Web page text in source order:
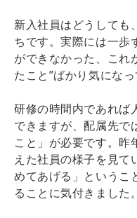
新入社員はどうしても
ちです。実際には一歩
ができなかった、これ
たこと”ばかり気にな
研修の時間内であれば
できますが、配属先で
こと」が必要です。昨
えた社員の様子を見て
めてあげる」というこ
ることに気付きました。